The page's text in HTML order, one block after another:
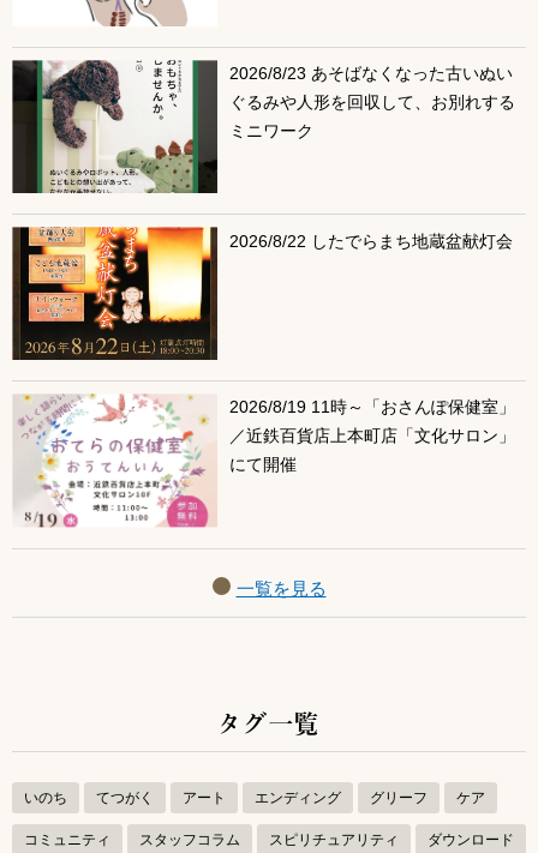
2026/8/23 あそばなくなった古いぬい
ぐるみや人形を回収して、お別れする
ミニワーク
2026/8/22 したでらまち地蔵盆献灯会
2026/8/19 11時～「おさんぽ保健室」
／近鉄百貨店上本町店「文化サロン」
にて開催
一覧を見る
タグ一覧
いのち てつがく アート エンディング グリーフ ケア
コミュニティ スタッフコラム スピリチュアリティ ダウンロード